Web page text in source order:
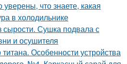
что знаете, какая
в холодильнике
сырости. Сушка подвала с
и осушителя
титана. Особенности устройства